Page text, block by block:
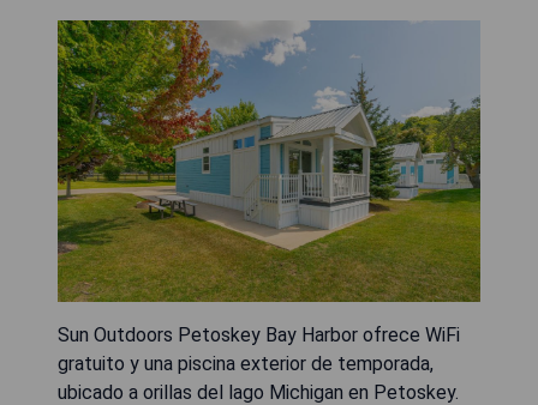
Sun Outdoors Petoskey Bay Harbor ofrece WiFi
gratuito y una piscina exterior de temporada,
ubicado a orillas del lago Michigan en Petoskey.